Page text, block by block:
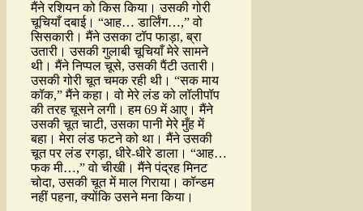
मैंने रशियन को किस किया। उसकी गोरी
चूचियाँ दबाई। “आह… डार्लिंग…,” वो
सिसकारी। मैंने उसका टॉप फाड़ा, ब्रा
उतारी। उसकी गुलाबी चूचियाँ मेरे सामने
थी। मैंने निप्पल चूसे, उसकी पैंटी उतारी।
उसकी गोरी चूत चमक रही थी। “सक माय
कॉक,” मैंने कहा। वो मेरे लंड को लॉलीपॉप
की तरह चूसने लगी। हम 69 में आए। मैंने
उसकी चूत चाटी, उसका पानी मेरे मुँह में
बहा। मेरा लंड फटने को था। मैंने उसकी
चूत पर लंड रगड़ा, धीरे-धीरे डाला। “आह…
फक मी…,” वो चीखी। मैंने पंद्रह मिनट
चोदा, उसकी चूत में माल गिराया। कॉन्डम
नहीं पहना, क्योंकि उसने मना किया।